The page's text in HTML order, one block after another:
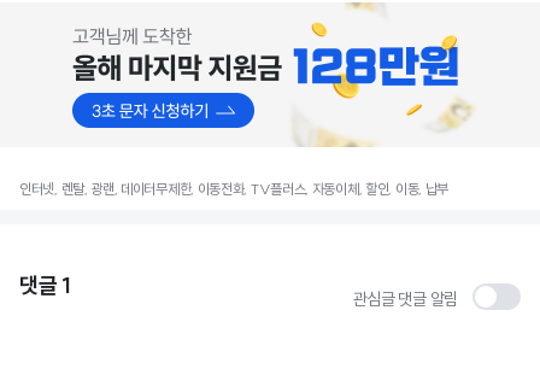
인터넷, 렌탈, 광랜, 데이터무제한, 이동전화, TV플러스, 자동이체, 할인, 이동, 납부
댓글 1 관심글 댓글 알림